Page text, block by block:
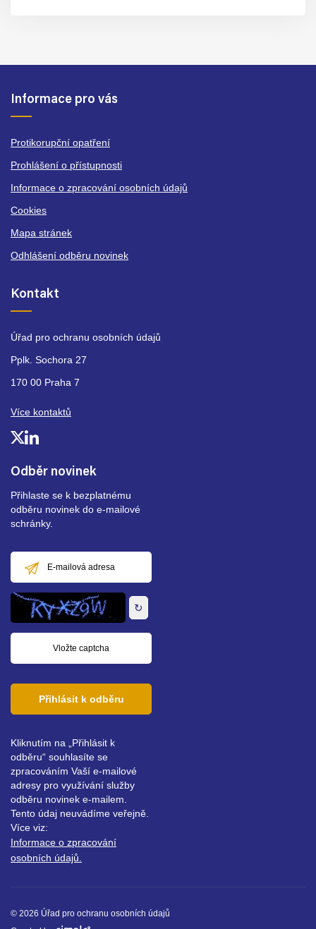
Odběr novinek
Přihlaste se k bezplatnému
odběru novinek do e-mailové
schránky.
mailová
adresa
↻
Přihlásit k odběru
Kliknutím na „Přihlásit k
odběru“ souhlasíte se
zpracováním Vaší e-mailové
adresy pro využívání služby
odběru novinek e-mailem.
Tento údaj neuvádíme veřejně.
Více viz:
Informace o zpracování
osobních údajů.
Informace pro vás
Protikorupční opatření
Prohlášení o přístupnosti
Informace o zpracování osobních údajů
Cookies
Mapa stránek
Odhlášení odběru novinek
Kontakt
Úřad pro ochranu osobních údajů
Pplk. Sochora 27
170 00 Praha 7
Více kontaktů
© 2026 Úřad pro ochranu osobních údajů